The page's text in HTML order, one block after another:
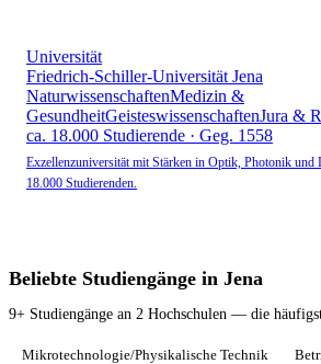
Universität
Friedrich-Schiller-Universität Jena
NaturwissenschaftenMedizin &
GesundheitGeisteswissenschaftenJura &
ca. 18.000 Studierende · Geg. 1558
Exzellenzuniversität mit Stärken in Optik, Photonik und
18.000 Studierenden.
Beliebte Studiengänge in Jena
9+ Studiengänge an 2 Hochschulen — die
Mikrotechnologie/Physikalische Technik